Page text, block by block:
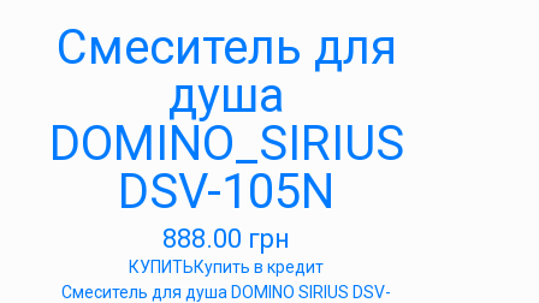
Cмеситель для
душа
DOMINO_SIRIUS
DSV-105N
888.00 грн
КУПИТЬКупить в кредит
Cмеситель для душа DOMINO SIRIUS DSV-